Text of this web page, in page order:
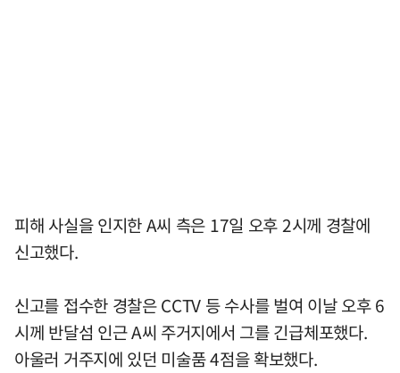
피해 사실을 인지한 A씨 측은 17일 오후 2시께 경찰에
신고했다.
신고를 접수한 경찰은 CCTV 등 수사를 벌여 이날 오후 6
시께 반달섬 인근 A씨 주거지에서 그를 긴급체포했다.
아울러 거주지에 있던 미술품 4점을 확보했다.